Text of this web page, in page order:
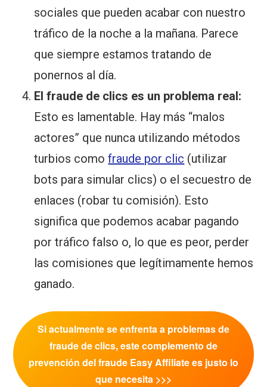
sociales que pueden acabar con nuestro
tráfico de la noche a la mañana. Parece
que siempre estamos tratando de
ponernos al día.
El fraude de clics es un problema real:
Esto es lamentable. Hay más “malos
actores” que nunca utilizando métodos
turbios comofraude por clic (utilizar
bots para simular clics) o el secuestro de
enlaces (robar tu comisión). Esto
significa que podemos acabar pagando
por tráfico falso o, lo que es peor, perder
las comisiones que legítimamente hemos
ganado.
Si actualmente se enfrenta a problemas de
fraude de clics, este complemento de
prevención del fraude Easy Affiliate es justo lo
que necesita >>>